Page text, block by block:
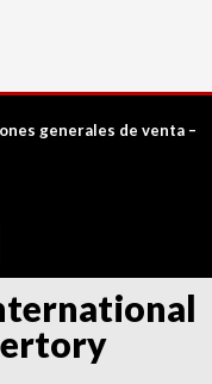
generales de venta –